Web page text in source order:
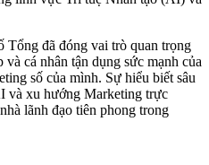
Tổng đã đóng vai trò quan trọng
cá nhân tận dụng sức mạnh của
số của mình. Sự hiểu biết sâu
và xu hướng Marketing trực
lãnh đạo tiên phong trong